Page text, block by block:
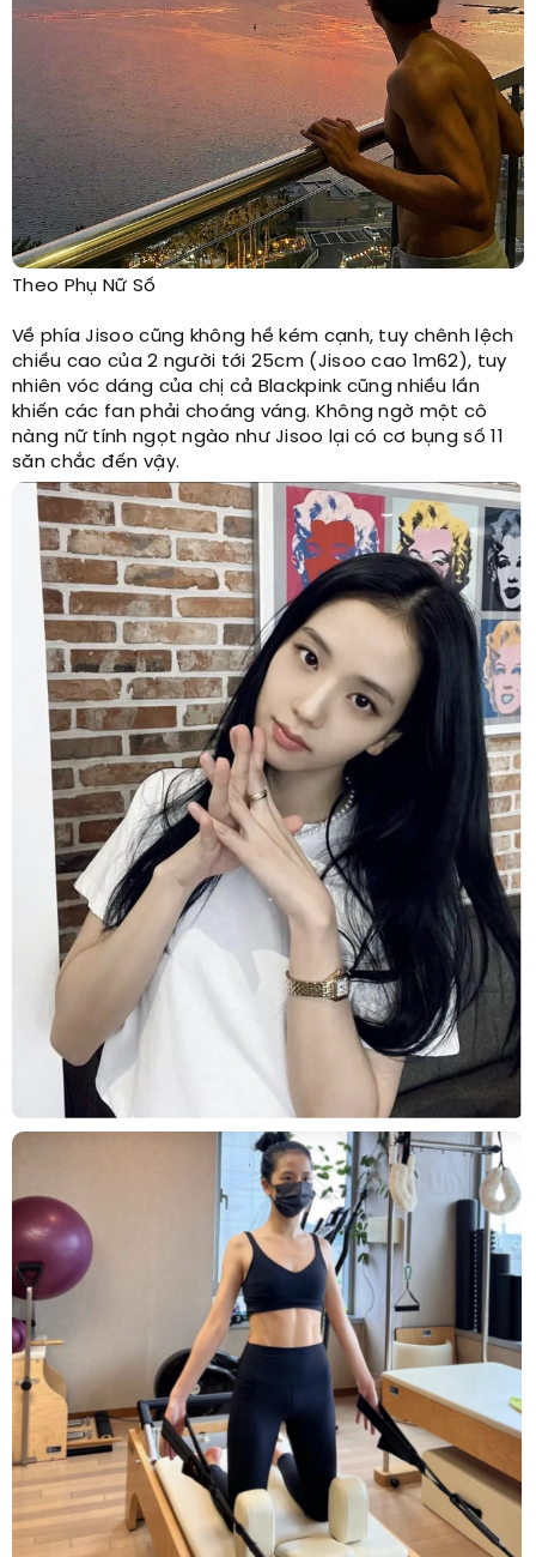
Theo Phụ Nữ Số
Về phía Jisoo cũng không hề kém cạnh, tuy chênh lệch
chiều cao của 2 người tới 25cm (Jisoo cao 1m62), tuy
nhiên vóc dáng của chị cả Blackpink cũng nhiều lần
khiến các fan phải choáng váng. Không ngờ một cô
nàng nữ tính ngọt ngào như Jisoo lại có cơ bụng số 11
săn chắc đến vậy.